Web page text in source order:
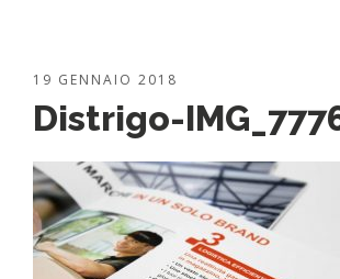
19 GENNAIO 2018
Distrigo-